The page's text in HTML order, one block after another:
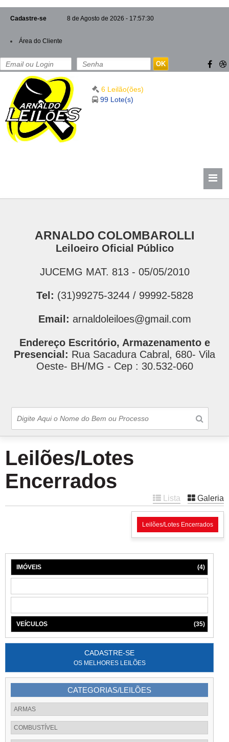
Cadastre-se 8 de Agosto de 2026 - 17:57:31
Área do Cliente
OK
6 Leilão(ões)
99 Lote(s)
ARNALDO COLOMBAROLLI
Leiloeiro Oficial Público
JUCEMG MAT. 813 - 05/05/2010
Tel: (31)99275-3244 / 99992-5828
Email: arnaldoleiloes@gmail.com
Endereço Escritório, Armazenamento e
Presencial: Rua Sacadura Cabral, 680- Vila
Oeste- BH/MG - Cep : 30.532-060
Leilões/Lotes
Encerrados
Lista Galeria
Leilões/Lotes Encerrados
IMÓVEIS (4)
VEÍCULOS (35)
CADASTRE-SE
OS MELHORES LEILÕES
CATEGORIAS/LEILÕES
ARMAS
COMBUSTÍVEL